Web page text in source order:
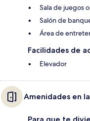
Sala de juegos
Salón de
Área de
Facilidades de
Elevador
Amenidades en